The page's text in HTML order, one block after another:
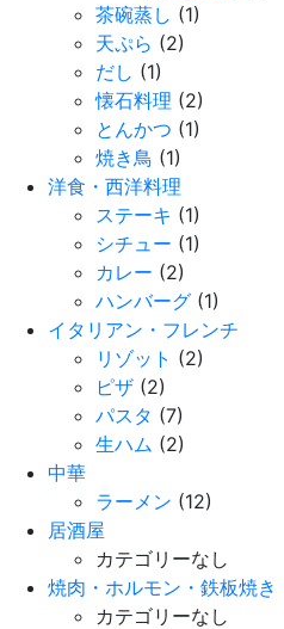
茶碗蒸し (1)
天ぷら (2)
だし (1)
懐石料理 (2)
とんかつ (1)
焼き鳥 (1)
洋食・西洋料理
ステーキ (1)
シチュー (1)
カレー (2)
ハンバーグ (1)
イタリアン・フレンチ
リゾット (2)
ピザ (2)
パスタ (7)
生ハム (2)
中華
ラーメン (12)
居酒屋
カテゴリーなし
焼肉・ホルモン・鉄板焼き
カテゴリーなし